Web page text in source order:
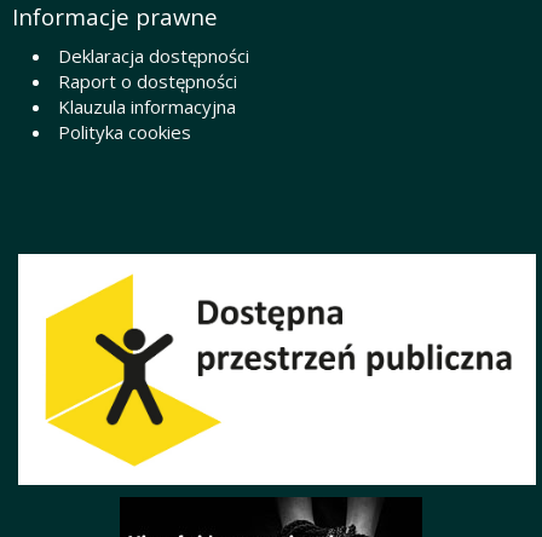
Informacje prawne
Deklaracja dostępności
Raport o dostępności
Klauzula informacyjna
Polityka cookies